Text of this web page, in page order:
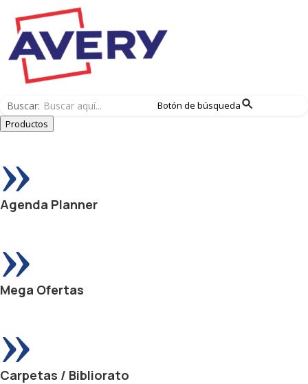
Buscar:
Botón de búsqueda
Productos
»
Agenda Planner
»
Mega Ofertas
»
Carpetas / Bibliorato